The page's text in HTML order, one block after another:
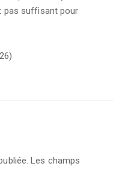
pas suffisant pour
Les champs